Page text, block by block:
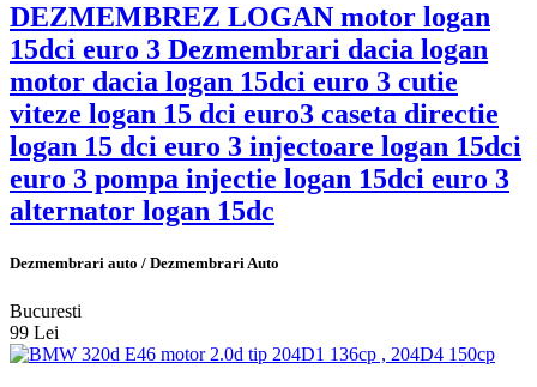
DEZMEMBREZ LOGAN motor logan
15dci euro 3 Dezmembrari dacia logan
motor dacia logan 15dci euro 3 cutie
viteze logan 15 dci euro3 caseta directie
logan 15 dci euro 3 injectoare logan 15dci
euro 3 pompa injectie logan 15dci euro 3
alternator logan 15dc
Dezmembrari auto / Dezmembrari Auto
Bucuresti
99 Lei